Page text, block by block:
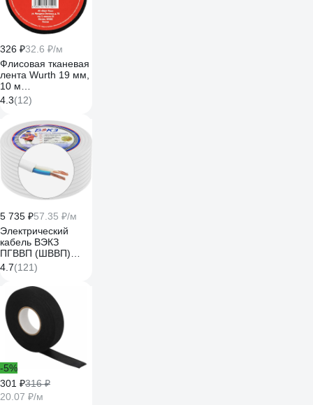
326 ₽32.6 ₽/м
Флисовая тканевая
лента Wurth 19 мм,
10 м
5997719615090 1
4.3(12)
5 735 ₽57.35 ₽/м
Электрический
кабель ВЭКЗ
ПГВВП (ШВВП)
2x1,5 мм2 ГОСТ
(100 м) 43805
VEKZ00037
4.7(121)
-5%
301 ₽316 ₽
20.07 ₽/м